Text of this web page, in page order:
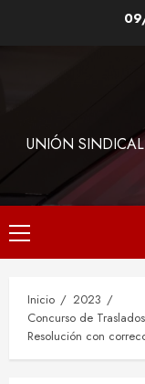
UNIÓN
Menú
principal
Inicio
2023
Concurso de
Resolución con